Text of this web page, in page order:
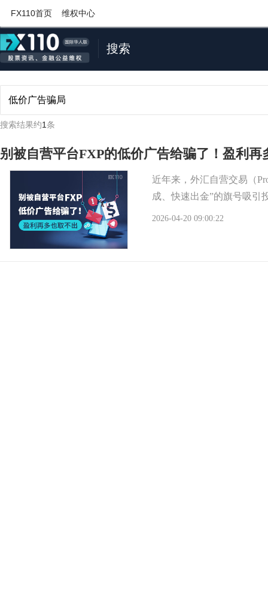
FX110首页 维权中心
搜索
搜索结果约1条
别被自营平台FXP的低价广告给骗了！盈利再
近年来，外汇自营交易（
成、快速出金”的旗号吸引
2026-04-20 09:00:22